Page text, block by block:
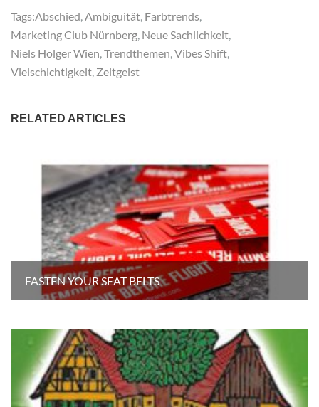
Tags:Abschied,Ambiguität, Farbtrends,
Marketing Club Nürnberg, Neue Sachlichkeit,
Niels Holger Wien,Trendthemen,Vibes Shift,
Vielschichtigkeit, Zeitgeist
RELATED ARTICLES
FASTEN YOUR SEAT BELTS